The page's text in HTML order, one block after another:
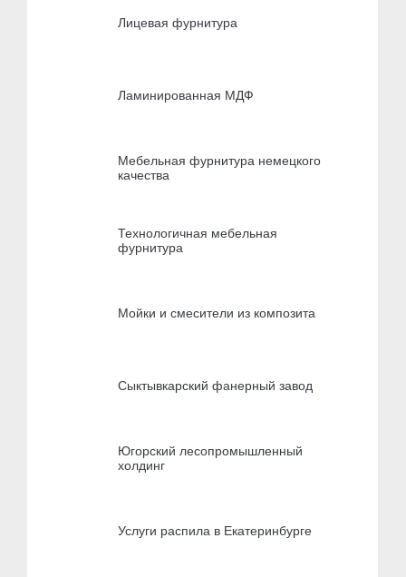
Лицевая фурнитура
Ламинированная МДФ
Мебельная фурнитура немецкого
качества
Технологичная мебельная
фурнитура
Мойки и смесители из композита
Сыктывкарский фанерный завод
Югорский лесопромышленный
холдинг
Услуги распила в Екатеринбурге